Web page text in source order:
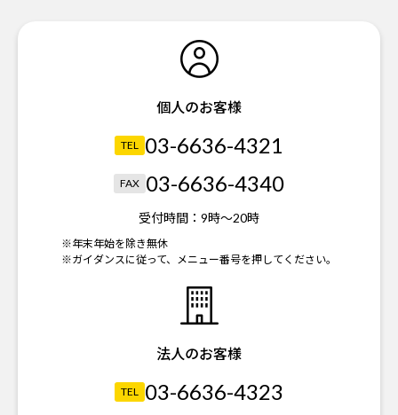
個人のお客様
TEL 03-6636-4321
FAX 03-6636-4340
受付時間： 9時～20時
※年末年始を除き無休
※ガイダンスに従って、メニュー番号を押してください。
法人のお客様
TEL 03-6636-4323